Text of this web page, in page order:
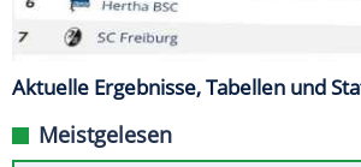
Aktuelle Ergebnisse, Tabellen und
Meistgelesen